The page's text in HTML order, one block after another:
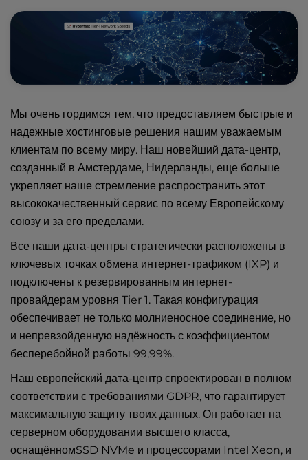
Мы очень гордимся тем, что предоставляем быстрые и
надежные хостинговые решения нашим уважаемым
клиентам по всему миру. Наш новейший дата-центр,
созданный в Амстердаме, Нидерланды, еще больше
укрепляет наше стремление распространить этот
высококачественный сервис по всему Европейскому
союзу и за его пределами.
Все наши дата-центры стратегически расположены в
ключевых точках обмена интернет-трафиком (IXP) и
подключены к резервированным интернет-
провайдерам уровня Tier 1. Такая конфигурация
обеспечивает не только молниеносное соединение, но
и непревзойденную надёжность с коэффициентом
бесперебойной работы 99,99%.
Наш европейский дата-центр спроектирован в полном
соответствии с требованиями GDPR, что гарантирует
максимальную защиту твоих данных. Он работает на
серверном оборудовании высшего класса,
оснащённомSSD NVMe и процессорами Intel Xeon, и